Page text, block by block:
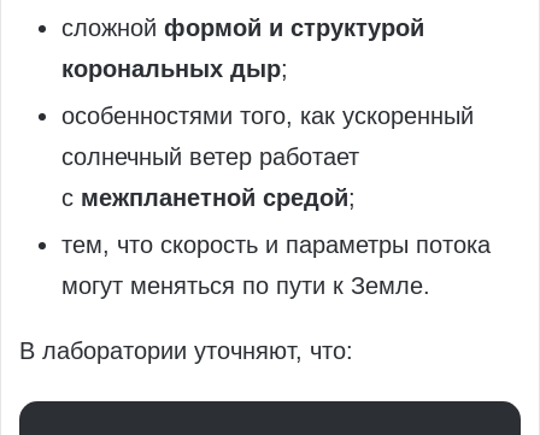
сложной формой и структурой
корональных дыр;
особенностями того, как ускоренный
солнечный ветер работает
с межпланетной средой;
тем, что скорость и параметры потока
могут меняться по пути к Земле.
В лаборатории уточняют, что: